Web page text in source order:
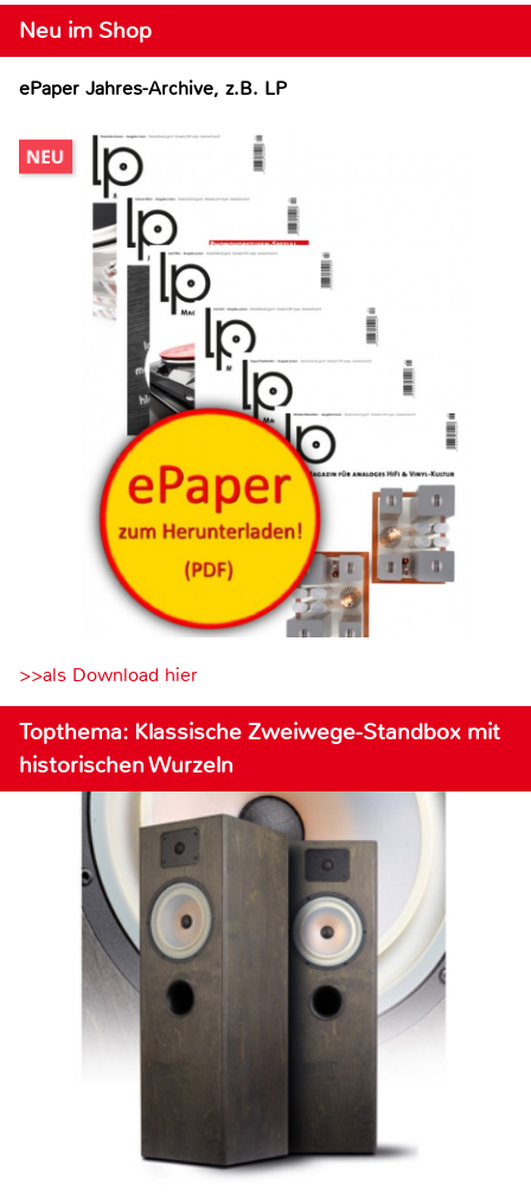
Neu im Shop
ePaper Jahres-Archive, z.B. LP
>>als Download hier
Topthema: Klassische Zweiwege-Standbox mit
historischen Wurzeln